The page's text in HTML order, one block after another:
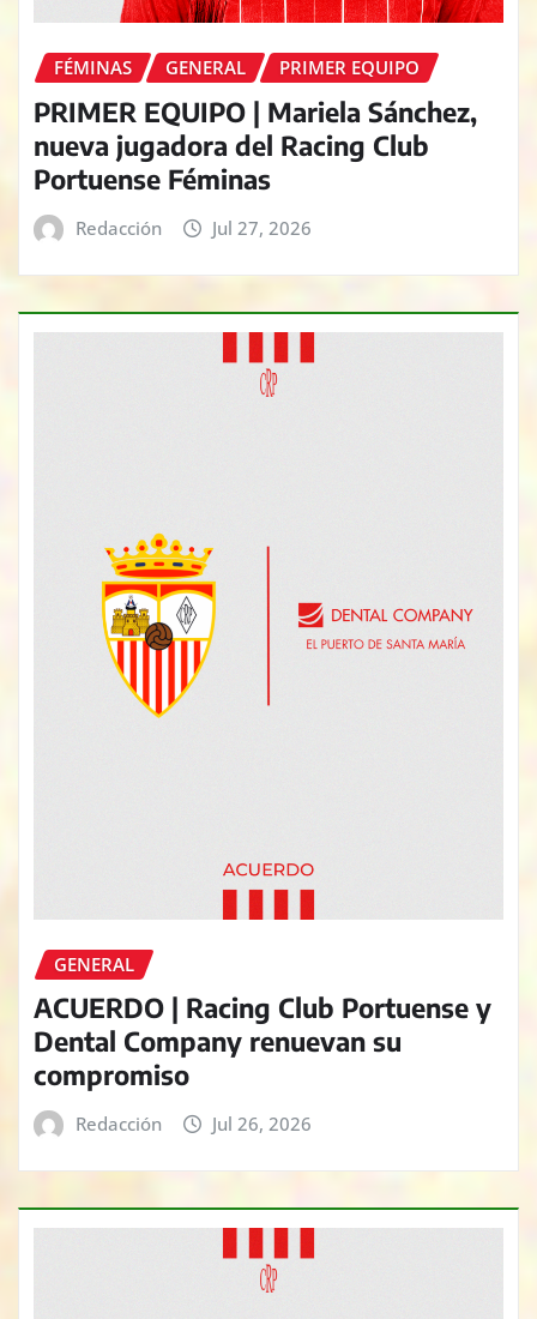
FÉMINAS GENERAL PRIMER EQUIPO
PRIMER EQUIPO | Mariela Sánchez,
nueva jugadora del Racing Club
Portuense Féminas
Redacción Jul 27, 2026
GENERAL
ACUERDO | Racing Club Portuense y
Dental Company renuevan su
compromiso
Redacción Jul 26, 2026